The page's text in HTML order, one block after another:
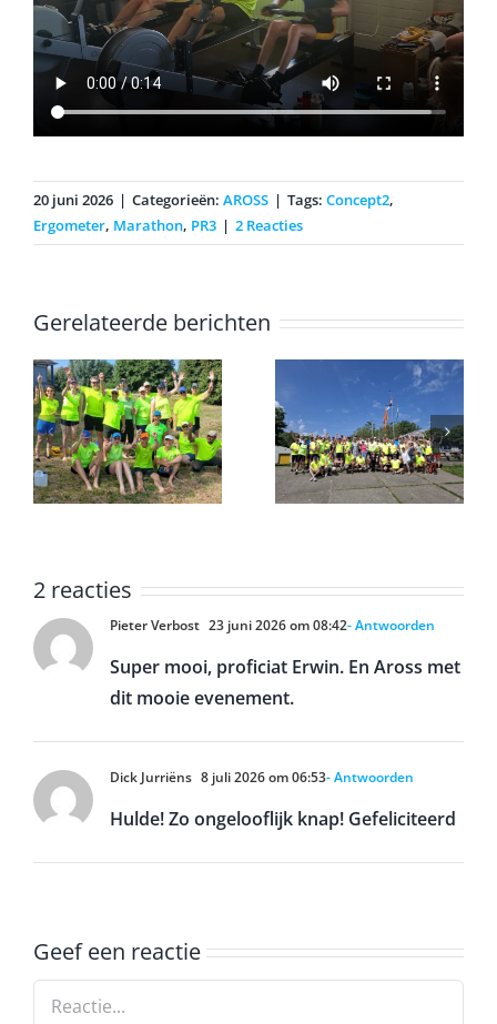
20 juni 2026 | Categorieën: AROSS | Tags: Concept2,
Ergometer, Marathon, PR3 | 2 Reacties
Gerelateerde berichten
Onderlinge
Windvaan op
zijn nieuwe
plek
2 reacties
Pieter Verbost 23 juni 2026 om 08:42- Antwoorden
Super mooi, proficiat Erwin. En Aross met
dit mooie evenement.
Dick Jurriëns 8 juli 2026 om 06:53- Antwoorden
Hulde! Zo ongelooflijk knap! Gefeliciteerd
Geef een reactie
Reactie